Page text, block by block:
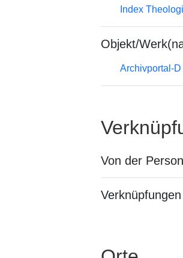
Index
Objekt/
Archivportal-D
Von der